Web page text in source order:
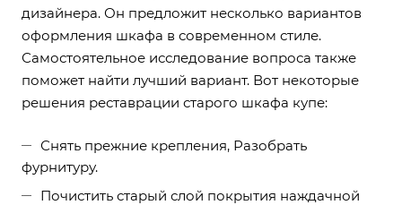
дизайнера. Он предложит несколько вариантов
оформления шкафа в современном стиле.
Самостоятельное исследование вопроса также
поможет найти лучший вариант. Вот некоторые
решения реставрации старого шкафа купе:
Снять прежние крепления, Разобрать
фурнитуру.
Почистить старый слой покрытия наждачной